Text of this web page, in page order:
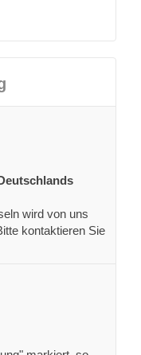
wird von uns
kontaktieren Sie